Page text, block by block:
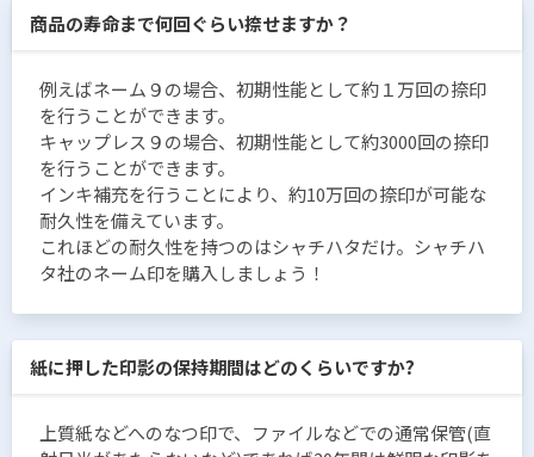
商品の寿命まで何回ぐらい捺せますか？
例えばネーム９の場合、初期性能として約１万回の捺印
を行うことができます。
キャップレス９の場合、初期性能として約3000回の捺印
を行うことができます。
インキ補充を行うことにより、約10万回の捺印が可能な
耐久性を備えています。
これほどの耐久性を持つのはシャチハタだけ。シャチハ
タ社のネーム印を購入しましょう！
紙に押した印影の保持期間はどのくらいですか?
上質紙などへのなつ印で、ファイルなどでの通常保管(直